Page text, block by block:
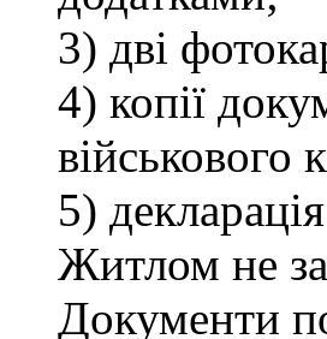
3) дві
4) копії
військового
5)
Житлом не
Документи